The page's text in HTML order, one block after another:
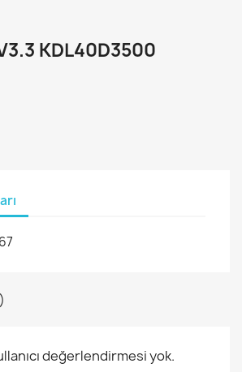
KDL40D3500
değerlendirmesi yok.